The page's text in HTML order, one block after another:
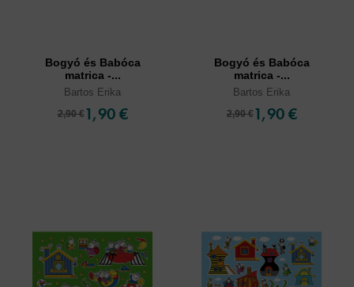
Bogyó és Babóca
matrica -...
Bartos Erika
2,90 € 1,90 €
Bogyó és Babóca
matrica -...
Bartos Erika
2,90 € 1,90 €